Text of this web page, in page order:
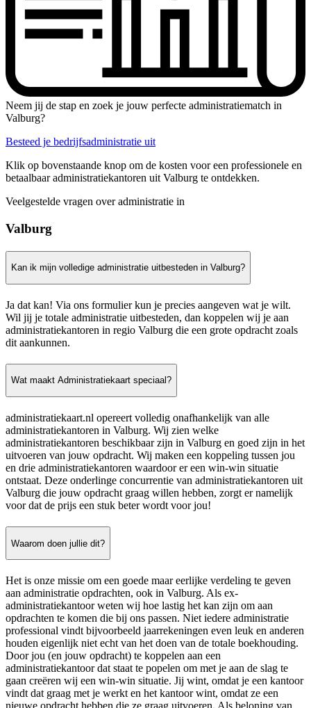
Neem jij de stap en zoek je jouw perfecte administratiematch in
Valburg?
Besteed je bedrijfsadministratie uit
Klik op bovenstaande knop om de kosten voor een professionele en
betaalbaar administratiekantoren uit Valburg te ontdekken.
Veelgestelde vragen over administratie in
Valburg
Kan ik mijn volledige administratie uitbesteden in Valburg?
Ja dat kan! Via ons formulier kun je precies aangeven wat je wilt.
Wil jij je totale administratie uitbesteden, dan koppelen wij je aan
administratiekantoren in regio Valburg die een grote opdracht zoals
dit aankunnen.
Wat maakt Administratiekaart speciaal?
administratiekaart.nl opereert volledig onafhankelijk van alle
administratiekantoren in Valburg. Wij zien welke
administratiekantoren beschikbaar zijn in Valburg en goed zijn in het
uitvoeren van jouw opdracht. Wij maken een koppeling tussen jou
en drie administratiekantoren waardoor er een win-win situatie
ontstaat. Deze onderlinge concurrentie van administratiekantoren uit
Valburg die jouw opdracht graag willen hebben, zorgt er namelijk
voor dat de prijs een stuk beter wordt voor jou!
Waarom doen jullie dit?
Het is onze missie om een goede maar eerlijke verdeling te geven
aan administratie opdrachten, ook in Valburg. Als ex-
administratiekantoor weten wij hoe lastig het kan zijn om aan
opdrachten te komen die bij ons passen. Niet iedere administratie
professional vindt bijvoorbeeld jaarrekeningen even leuk en anderen
houden eigenlijk niet echt van het doen van de totale boekhouding.
Door jou (en jouw opdracht) te koppelen aan een
administratiekantoor dat staat te popelen om met je aan de slag te
gaan creëren wij een win-win situatie. Jij wint, omdat je een kantoor
vindt dat graag met je werkt en het kantoor wint, omdat ze een